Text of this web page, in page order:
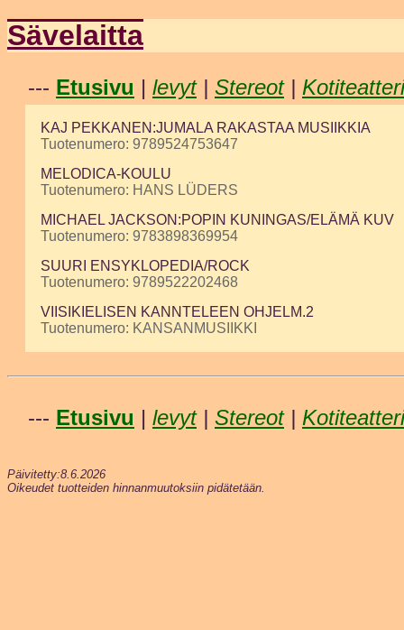
Sävelaitta
--- Etusivu | levyt| Stereot| Kotiteatteri
KAJ PEKKANEN:JUMALA RAKASTAA MUSIIKKIA
Tuotenumero: 9789524753647
MELODICA-KOULU
Tuotenumero: HANS LÜDERS
MICHAEL JACKSON:POPIN KUNINGAS/ELÄMÄ KUV
Tuotenumero: 9783898369954
SUURI ENSYKLOPEDIA/ROCK
Tuotenumero: 9789522202468
VIISIKIELISEN KANNTELEEN OHJELM.2
Tuotenumero: KANSANMUSIIKKI
--- Etusivu | levyt| Stereot| Kotiteatteri
Päivitetty:8.6.2026
Oikeudet tuotteiden hinnanmuutoksiin pidätetään.